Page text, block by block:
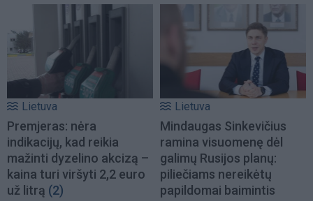
Lietuva
Premjeras: nėra
indikacijų, kad reikia
mažinti dyzelino akcizą –
kaina turi viršyti 2,2 euro
už litrą (2)
Lietuva
Mindaugas Sinkevičius
ramina visuomenę dėl
galimų Rusijos planų:
piliečiams nereikėtų
papildomai baimintis